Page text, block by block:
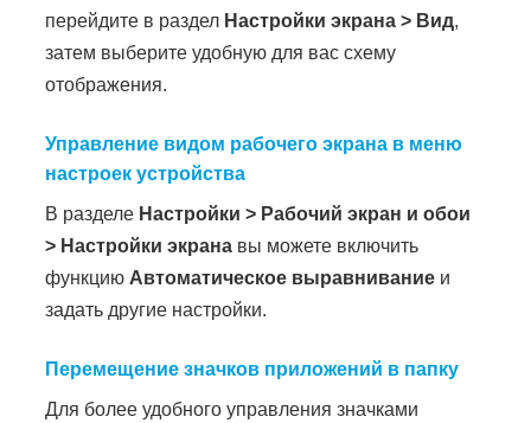
перейдите в раздел Настройки экрана > Вид,
затем выберите удобную для вас схему
отображения.
Управление видом рабочего экрана в меню
настроек устройства
В разделе Настройки > Рабочий экран и обои
> Настройки экрана вы можете включить
функцию Автоматическое выравнивание и
задать другие настройки.
Перемещение значков приложений в папку
Для более удобного управления значками